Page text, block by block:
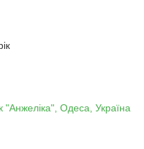
"Анжеліка", Одеса, Україна